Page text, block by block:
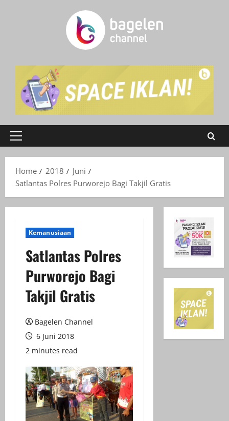
Primary
Home
2018
Juni
Satlantas Polres Purworejo Bagi Takjil Gratis
Kemanusiaan
Satlantas Polres
Purworejo Bagi
Takjil Gratis
Bagelen Channel
6 Juni 2018
2 minutes read